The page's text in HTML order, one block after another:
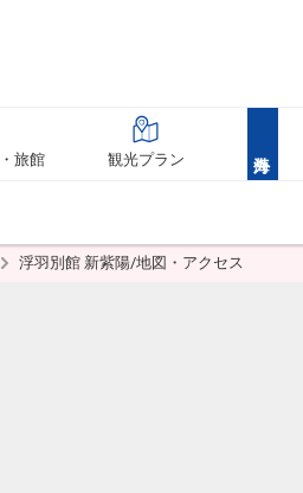
旅館 観光プラン
浮羽別館 新紫陽/地図・アクセス